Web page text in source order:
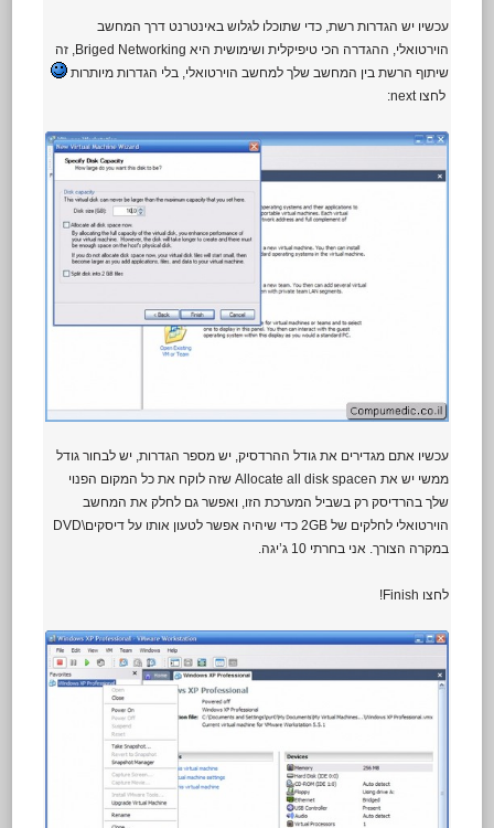
עכשיו יש הגדרות רשת, כדי שתוכלו לגלוש באינטרנט דרך המחשב
הוירטואלי, ההגדרה הכי טיפיקלית ושימושית היא Briged Networking, זה
שיתוף הרשת בין המחשב שלך למחשב הוירטואלי, בלי הגדרות מיותרות
לחצו next:
עכשיו אתם מגדירים את גודל ההרדסיק, יש מספר הגדרות, יש לבחור גודל
ממשי יש את הAllocate all disk space שזה לוקח את כל המקום הפנוי
שלך בהרדיסק רק בשביל המערכת הזו, ואפשר גם לחלק את המחשב
הוירטואלי לחלקים של 2GB כדי שיהיה אפשר לטעון אותו על דיסקים\DVD
במקרה הצורך. אני בחרתי 10 ג’יגה.
לחצו Finish!